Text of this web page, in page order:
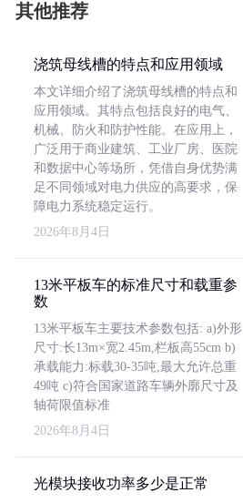
其他推荐
浇筑母线槽的特点和应用领域
本文详细介绍了浇筑母线槽的特点和
应用领域。其特点包括良好的电气、
机械、防火和防护性能。在应用上，
广泛用于商业建筑、工业厂房、医院
和数据中心等场所，凭借自身优势满
足不同领域对电力供应的高要求，保
障电力系统稳定运行。
2026年8月4日
13米平板车的标准尺寸和载重参
数
13米平板车主要技术参数包括: a)外形
尺寸:长13m×宽2.45m,栏板高55cm b)
承载能力:标载30-35吨,最大允许总重
49吨 c)符合国家道路车辆外廓尺寸及
轴荷限值标准
2026年8月4日
光模块接收功率多少是正常